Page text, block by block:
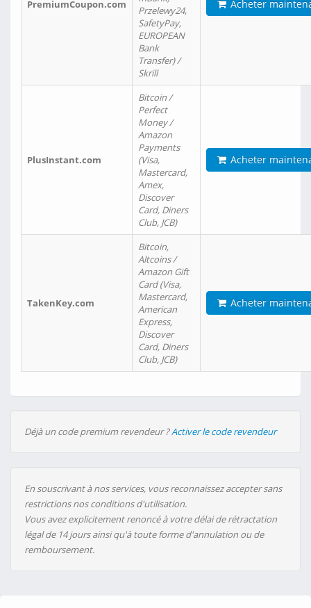
PremiumCoupon.com
Przelewy24,
SafetyPay,
EUROPEAN
Bank
Transfer) /
Skrill
Acheter
PlusInstant.com
Bitcoin /
Perfect
Money /
Amazon
Payments
(Visa,
Mastercard,
Amex,
Discover
Card, Diners
Club, JCB)
Acheter
TakenKey.com
Bitcoin,
Altcoins /
Amazon Gift
Card (Visa,
Mastercard,
American
Express,
Discover
Card, Diners
Club, JCB)
Acheter
Déjà un code premium revendeur ?Activer le code revendeur
En souscrivant à nos services, vous reconnaissez accepter sans
restrictions nos conditions d'utilisation.
Vous avez explicitement renoncé à votre délai de rétractation
légal de 14 jours ainsi qu'à toute forme d'annulation ou de
remboursement.